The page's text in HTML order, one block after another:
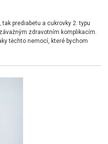
prediabetu a cukrovky 2. typu
zdravotním komplikacím.
těchto nemocí, které bychom